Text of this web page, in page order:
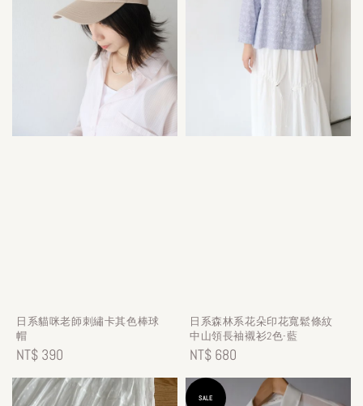
日系貓咪老師刺繡卡其色棒球
帽
Regular
price
NT$ 390
日系森林系花朵印花寬鬆條紋
中山領長袖襯衫2色-藍
Regular
price
NT$ 680
SALE